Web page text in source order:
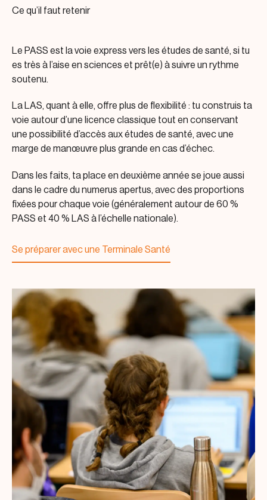
Ce qu’il faut retenir
Le PASS est la voie express vers les études de santé, si tu
es très à l’aise en sciences et prêt(e) à suivre un rythme
soutenu.
La LAS, quant à elle, offre plus de flexibilité : tu construis ta
voie autour d’une licence classique tout en conservant
une possibilité d’accès aux études de santé, avec une
marge de manœuvre plus grande en cas d’échec.
Dans les faits, ta place en deuxième année se joue aussi
dans le cadre du numerus apertus, avec des proportions
fixées pour chaque voie (généralement autour de 60 %
PASS et 40 % LAS à l’échelle nationale).
Se préparer avec une Terminale Santé
Se préparer avec une Terminale Santé